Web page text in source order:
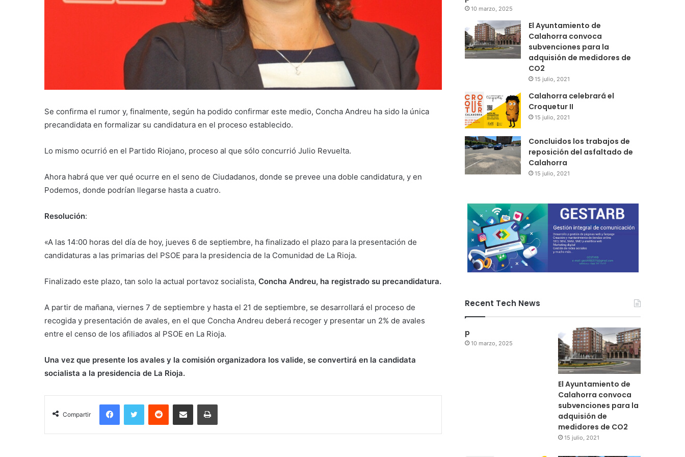
Se confirma el rumor y, finalmente, según ha podido confirmar este medio, Concha Andreu ha sido la única
precandidata en formalizar su candidatura en el proceso establecido.
Lo mismo ocurrió en el Partido Riojano, proceso al que sólo concurrió Julio Revuelta.
Ahora habrá que ver qué ocurre en el seno de Ciudadanos, donde se prevee una doble candidatura, y en
Podemos, donde podrían llegarse hasta a cuatro.
Resolución:
«A las 14:00 horas del día de hoy, jueves 6 de septiembre, ha finalizado el plazo para la presentación de
candidaturas a las primarias del PSOE para la presidencia de la Comunidad de La Rioja.
Finalizado este plazo, tan solo la actual portavoz socialista, Concha Andreu, ha registrado su precandidatura.
A partir de mañana, viernes 7 de septiembre y hasta el 21 de septiembre, se desarrollará el proceso de
recogida y presentación de avales, en el que Concha Andreu deberá recoger y presentar un 2% de avales
entre el censo de los afiliados al PSOE en La Rioja.
Una vez que presente los avales y la comisión organizadora los valide, se convertirá en la candidata
socialista a la presidencia de La Rioja.
Compartir
10 marzo, 2025
El Ayuntamiento de
Calahorra convoca
subvenciones para la
adquisión de medidores de
CO2
15 julio, 2021
Calahorra celebrará el
Croquetur II
15 julio, 2021
Concluidos los trabajos de
reposición del asfaltado de
Calahorra
15 julio, 2021
Recent Tech News
p
10 marzo, 2025
El Ayuntamiento de
Calahorra convoca
subvenciones para la
adquisión de
medidores de CO2
15 julio, 2021